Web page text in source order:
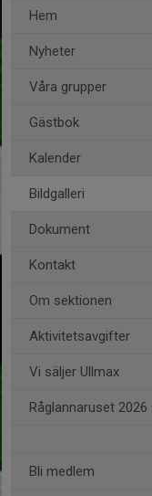
Hem
Nyheter
Våra grupper
Gästbok
Kalender
Bildgalleri
Dokument
Kontakt
Om sektionen
Aktivitetsavgifter
Vi säljer Ullmax
Råglannaruset 2026
Bli medlem